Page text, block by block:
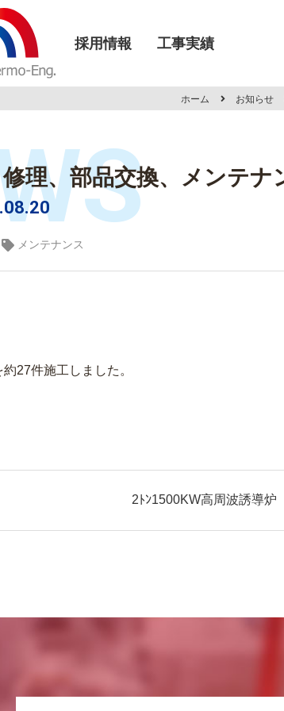
採用情報 工事実績
ホーム お知らせ
理、部品交換、メンテ
メンテナンス
27件施工しました。
2ﾄﾝ1500KW高周波誘導炉